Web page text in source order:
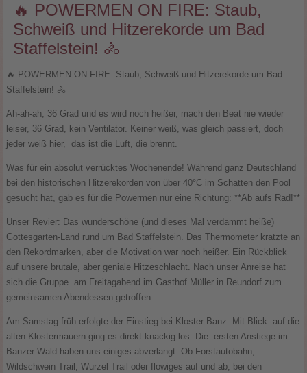
🔥 POWERMEN ON FIRE: Staub,
Schweiß und Hitzerekorde um Bad
Staffelstein! 🚴
🔥 POWERMEN ON FIRE: Staub, Schweiß und Hitzerekorde um Bad
Staffelstein! 🚴
Ah-ah-ah, 36 Grad und es wird noch heißer, mach den Beat nie wieder
leiser, 36 Grad, kein Ventilator. Keiner weiß, was gleich passiert, doch
jeder weiß hier, das ist die Luft, die brennt.
Was für ein absolut verrücktes Wochenende! Während ganz Deutschland
bei den historischen Hitzerekorden von über 40°C im Schatten den Pool
gesucht hat, gab es für die Powermen nur eine Richtung: **Ab aufs Rad!**
Unser Revier: Das wunderschöne (und dieses Mal verdammt heiße)
Gottesgarten-Land rund um Bad Staffelstein. Das Thermometer kratzte an
den Rekordmarken, aber die Motivation war noch heißer. Ein Rückblick
auf unsere brutale, aber geniale Hitzeschlacht. Nach unser Anreise hat
sich die Gruppe am Freitagabend im Gasthof Müller in Reundorf zum
gemeinsamen Abendessen getroffen.
Am Samstag früh erfolgte der Einstieg bei Kloster Banz. Mit Blick auf die
alten Klostermauern ging es direkt knackig los. Die ersten Anstiege im
Banzer Wald haben uns einiges abverlangt. Ob Forstautobahn,
Wildschwein Trail, Wurzel Trail oder flowiges auf und ab, bei den